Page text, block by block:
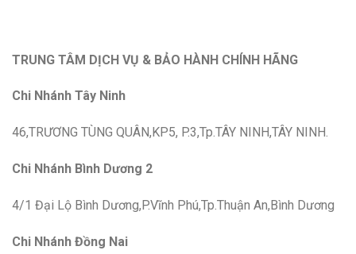
TRUNG TÂM DỊCH VỤ & BẢO HÀNH CHÍNH HÃNG
Chi Nhánh Tây Ninh
46,TRƯƠNG TÙNG QUÂN,KP5, P.3,Tp.TÂY NINH,TÂY NINH.
Chi Nhánh Bình Dương 2
4/1 Đại Lộ Bình Dương,P.Vĩnh Phú,Tp.Thuận An,Bình Dương
Chi Nhánh Đồng Nai